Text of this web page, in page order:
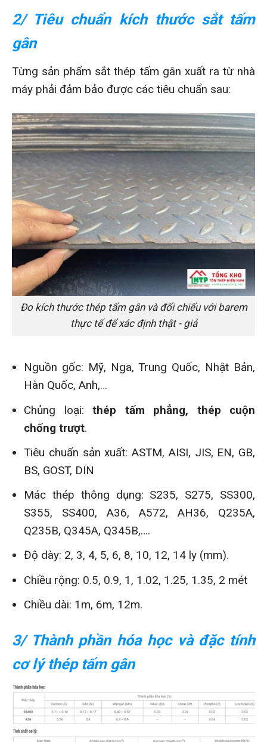
2/ Tiêu chuẩn kích thước sắt tấm
gân
Từng sản phẩm sắt thép tấm gân xuất ra từ nhà
máy phải đảm bảo được các tiêu chuẩn sau:
Đo kích thước thép tấm gân và đối chiếu với barem
thực tế để xác định thật - giả
Nguồn gốc: Mỹ, Nga, Trung Quốc, Nhật Bản,
Hàn Quốc, Anh,…
Chủng loại: thép tấm phẳng, thép cuộn
chống trượt.
Tiêu chuẩn sản xuất: ASTM, AISI, JIS, EN, GB,
BS, GOST, DIN
Mác thép thông dụng: S235, S275, SS300,
S355, SS400, A36, A572, AH36, Q235A,
Q235B, Q345A, Q345B,….
Độ dày: 2, 3, 4, 5, 6, 8, 10, 12, 14 ly (mm).
Chiều rộng: 0.5, 0.9, 1, 1.02, 1.25, 1.35, 2 mét
Chiều dài: 1m, 6m, 12m.
3/ Thành phần hóa học và đặc tính
cơ lý thép tấm gân